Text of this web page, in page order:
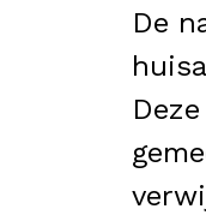
De